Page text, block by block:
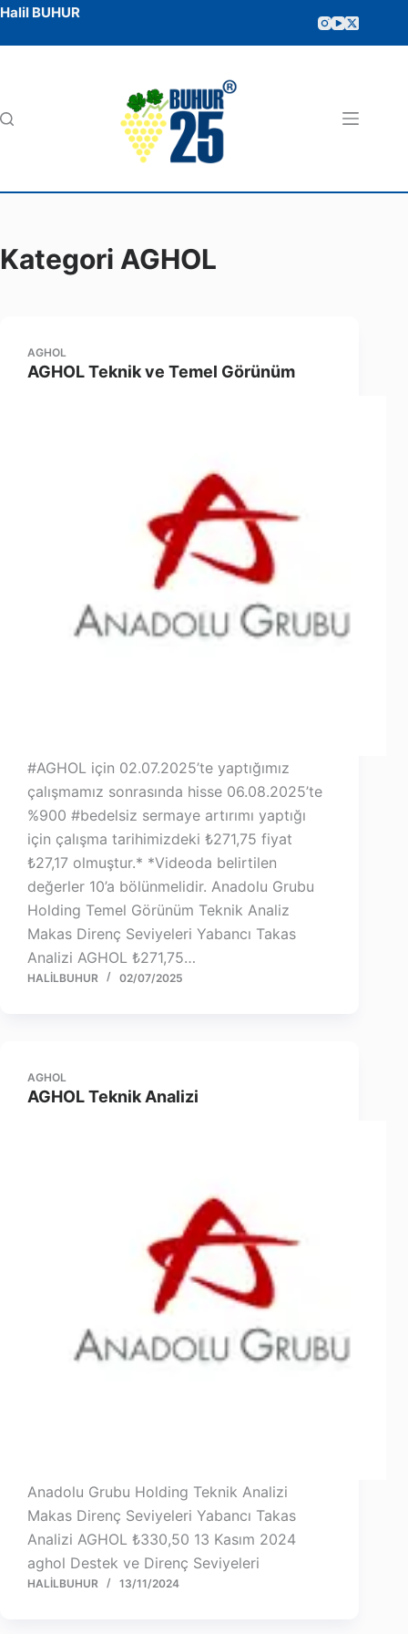
Halil BUHUR
Kategori AGHOL
AGHOL
AGHOL Teknik ve Temel Görünüm
#AGHOL için 02.07.2025’te yaptığımız
çalışmamız sonrasında hisse 06.08.2025’te
%900 #bedelsiz sermaye artırımı yaptığı
için çalışma tarihimizdeki ₺271,75 fiyat
₺27,17 olmuştur.* *Videoda belirtilen
değerler 10’a bölünmelidir. Anadolu Grubu
Holding Temel Görünüm Teknik Analiz
Makas Direnç Seviyeleri Yabancı Takas
Analizi AGHOL ₺271,75…
HALILBUHUR 02/07/2025
AGHOL
AGHOL Teknik Analizi
Anadolu Grubu Holding Teknik Analizi
Makas Direnç Seviyeleri Yabancı Takas
Analizi AGHOL ₺330,50 13 Kasım 2024
aghol Destek ve Direnç Seviyeleri
HALILBUHUR 13/11/2024